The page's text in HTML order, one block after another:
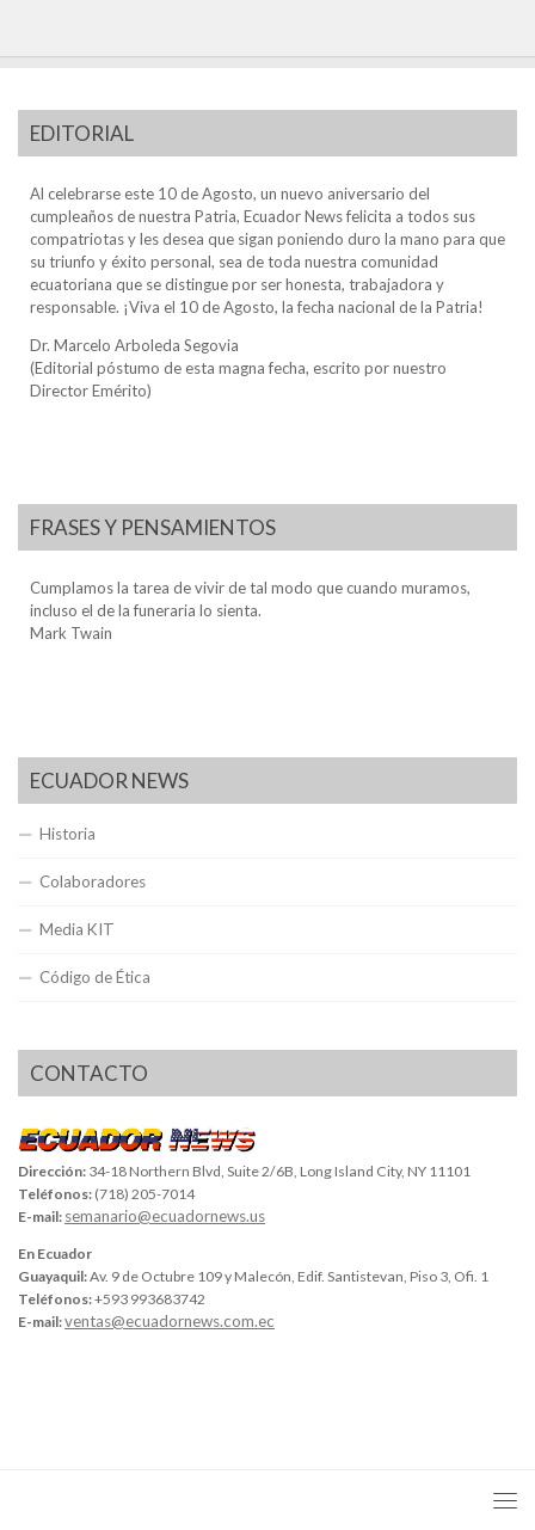
EDITORIAL
Al celebrarse este 10 de Agosto, un nuevo aniversario del
cumpleaños de nuestra Patria, Ecuador News felicita a todos sus
compatriotas y les desea que sigan poniendo duro la mano para que
su triunfo y éxito personal, sea de toda nuestra comunidad
ecuatoriana que se distingue por ser honesta, trabajadora y
responsable. ¡Viva el 10 de Agosto, la fecha nacional de la Patria!
Dr. Marcelo Arboleda Segovia
(Editorial póstumo de esta magna fecha, escrito por nuestro
Director Emérito)
FRASES Y PENSAMIENTOS
Cumplamos la tarea de vivir de tal modo que cuando muramos,
incluso el de la funeraria lo sienta.
Mark Twain
ECUADOR NEWS
Historia
Colaboradores
Media KIT
Código de Ética
CONTACTO
Dirección: 34-18 Northern Blvd, Suite 2/6B, Long Island City, NY 11101
Teléfonos: (718) 205-7014
E-mail: semanario@ecuadornews.us
En Ecuador
Guayaquil:Av. 9 de Octubre 109 y Malecón, Edif. Santistevan, Piso 3, Ofi. 1
Teléfonos:+593 993683742
E-mail:ventas@ecuadornews.com.ec